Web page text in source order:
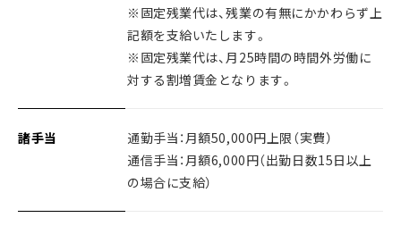
※固定残業代は、残業の有無にかかわらず上
記額を支給いたします。
※固定残業代は、月25時間の時間外労働に
対する割増賃金となります。
諸手当
通勤手当：月額50,000円上限（実費）
通信手当：月額6,000円（出勤日数15日以上
の場合に支給）